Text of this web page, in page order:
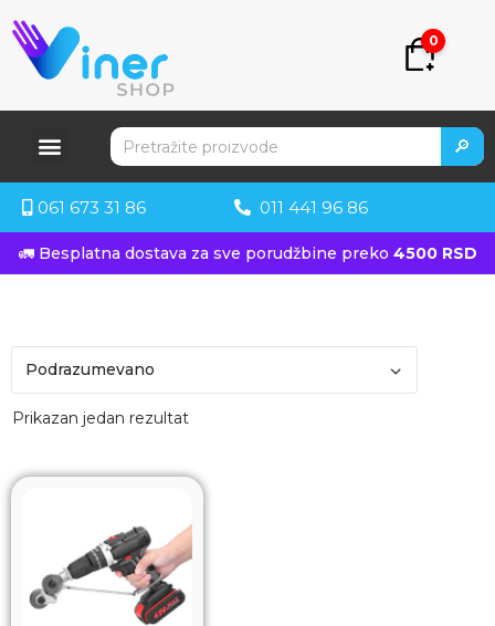
0
🔎
061 673 31 86 011 441 96 86
🚛 Besplatna dostava za sve porudžbine preko 4500 RSD
Prikazan jedan rezultat